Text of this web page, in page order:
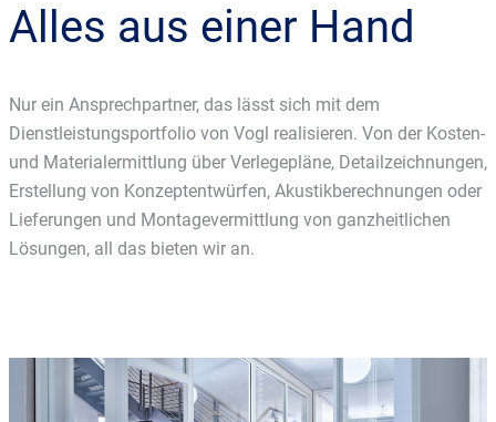
Alles aus einer Hand
Nur ein Ansprechpartner, das lässt sich mit dem
Dienstleistungsportfolio von Vogl realisieren. Von der Kosten-
und Materialermittlung über Verlegepläne, Detailzeichnungen,
Erstellung von Konzeptentwürfen, Akustikberechnungen oder
Lieferungen und Montagevermittlung von ganzheitlichen
Lösungen, all das bieten wir an.